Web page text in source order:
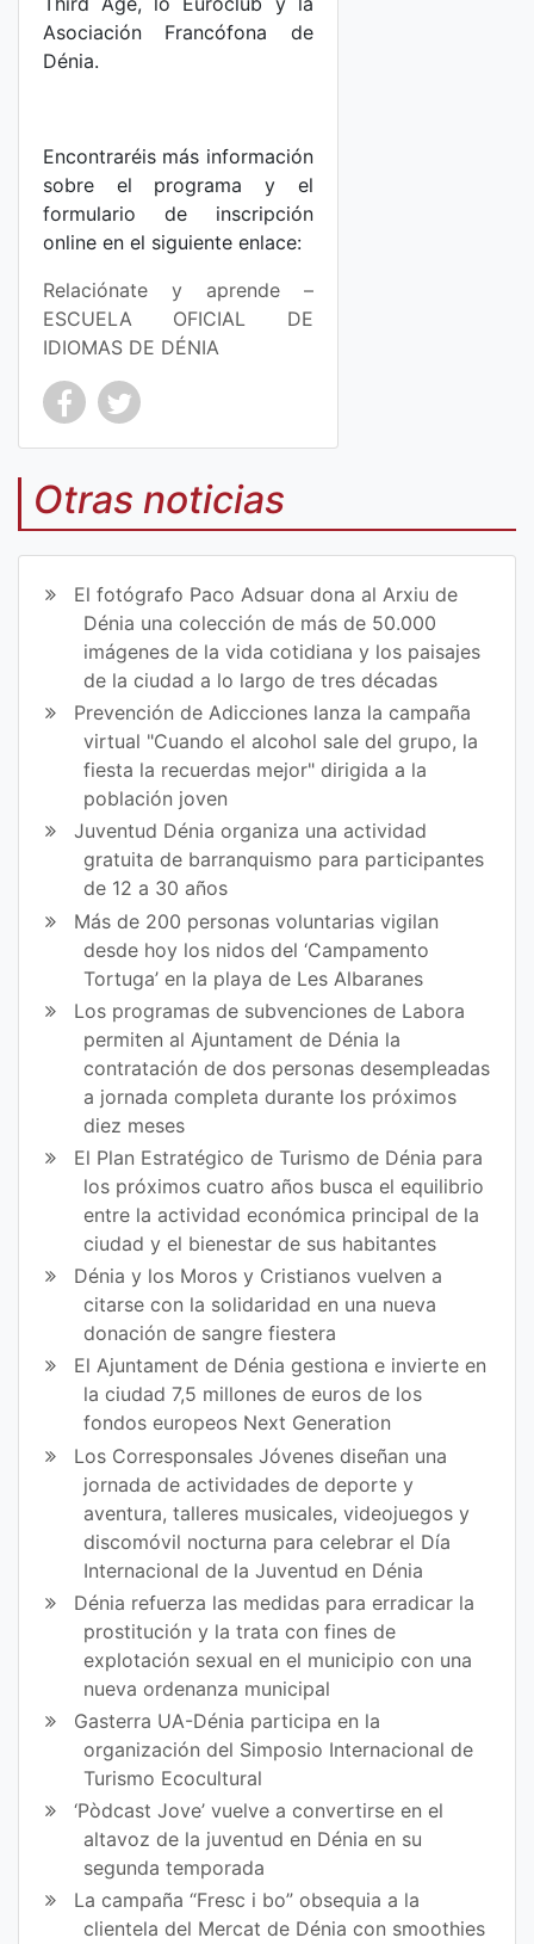
Asociación Francófona de
Dénia.
Encontraréis más información
sobre el programa y el
formulario de inscripción
online en el siguiente enlace:
Relaciónate y aprende –
ESCUELA OFICIAL DE
IDIOMAS DE DÉNIA
Co
mp
art
en
Fa
ce
bo
ok
Co
mp
art
ir
en
Tw
itt
er
Otras noticias
El fotógrafo Paco Adsuar dona al Arxiu de
Dénia una colección de más de 50.000
imágenes de la vida cotidiana y los paisajes
de la ciudad a lo largo de tres décadas
Prevención de Adicciones lanza la campaña
virtual "Cuando el alcohol sale del grupo, la
fiesta la recuerdas mejor" dirigida a la
población joven
Juventud Dénia organiza una actividad
gratuita de barranquismo para participantes
de 12 a 30 años
Más de 200 personas voluntarias vigilan
desde hoy los nidos del ‘Campamento
Tortuga’ en la playa de Les Albaranes
Los programas de subvenciones de Labora
permiten al Ajuntament de Dénia la
contratación de dos personas desempleadas
a jornada completa durante los próximos
diez meses
El Plan Estratégico de Turismo de Dénia para
los próximos cuatro años busca el equilibrio
entre la actividad económica principal de la
ciudad y el bienestar de sus habitantes
Dénia y los Moros y Cristianos vuelven a
citarse con la solidaridad en una nueva
donación de sangre fiestera
El Ajuntament de Dénia gestiona e invierte en
la ciudad 7,5 millones de euros de los
fondos europeos Next Generation
Los Corresponsales Jóvenes diseñan una
jornada de actividades de deporte y
aventura, talleres musicales, videojuegos y
discomóvil nocturna para celebrar el Día
Internacional de la Juventud en Dénia
Dénia refuerza las medidas para erradicar la
prostitución y la trata con fines de
explotación sexual en el municipio con una
nueva ordenanza municipal
Gasterra UA-Dénia participa en la
organización del Simposio Internacional de
Turismo Ecocultural
‘Pòdcast Jove’ vuelve a convertirse en el
altavoz de la juventud en Dénia en su
segunda temporada
La campaña “Fresc i bo” obsequia a la
clientela del Mercat de Dénia con smoothies